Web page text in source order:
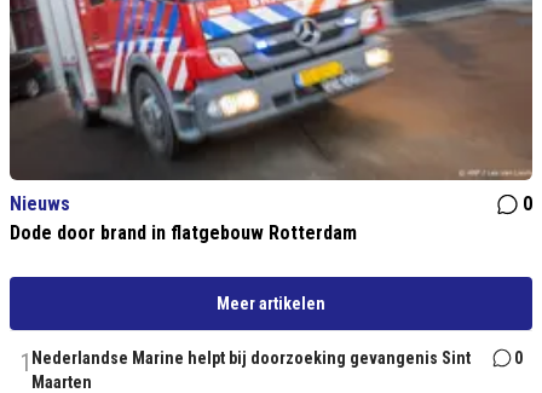
Nieuws
0
Dode door brand in flatgebouw Rotterdam
Meer artikelen
1 Nederlandse Marine helpt bij doorzoeking gevangenis Sint
Maarten
0